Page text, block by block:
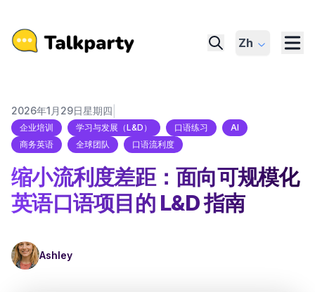
Zh
2026年1月29日星期四
企业培训 学习与发展（L&D） 口语练习
AI
商务英语
全球团队 口语流利度
缩小流利度差距：面向可规模化
英语口语项目的 L&D 指南
Ashley